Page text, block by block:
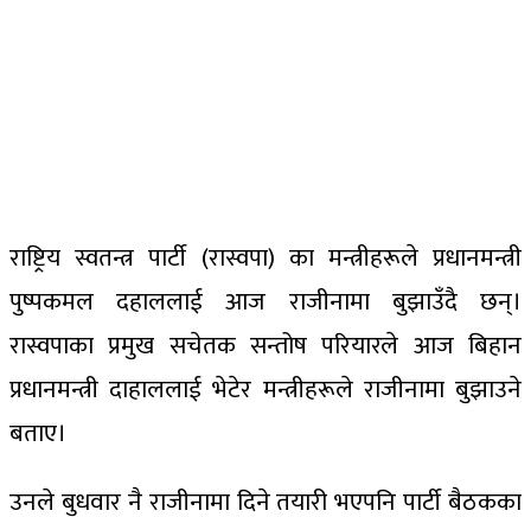
राष्ट्रिय स्वतन्त्र पार्टी (रास्वपा) का मन्त्रीहरूले प्रधानमन्त्री
पुष्पकमल दहाललाई आज राजीनामा बुझाउँदै छन्।
रास्वपाका प्रमुख सचेतक सन्तोष परियारले आज बिहान
प्रधानमन्त्री दाहाललाई भेटेर मन्त्रीहरूले राजीनामा बुझाउने
बताए।
उनले बुधवार नै राजीनामा दिने तयारी भएपनि पार्टी बैठकका